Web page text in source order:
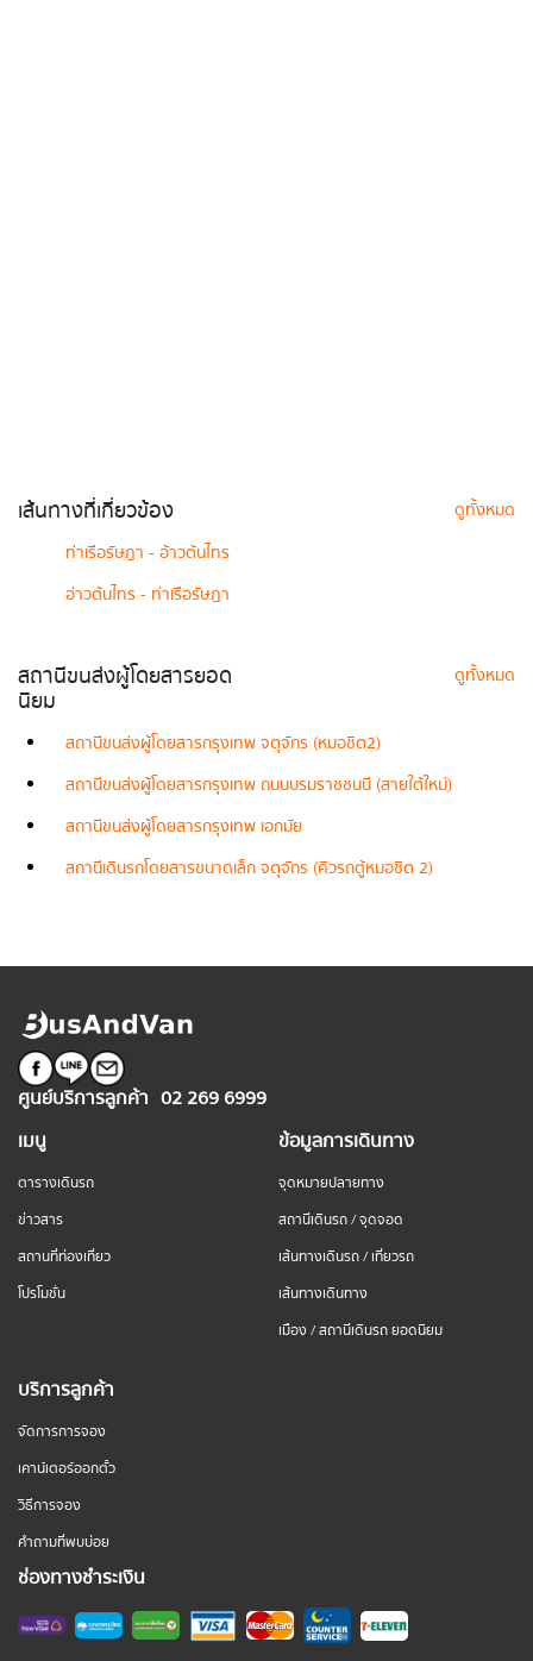
เส้นทางที่เกี่ยวข้อง
ดูทั้งหมด
ท่าเรือรัษฎา - อ้าวต้นไทร
อ่าวต้นไทร - ท่าเรือรัษฎา
สถานีขนส่งผู้โดยสารยอด
นิยม
ดูทั้งหมด
สถานีขนส่งผู้โดยสารกรุงเทพ จตุจักร (หมอชิต2)
สถานีขนส่งผู้โดยสารกรุงเทพ ถนนบรมราชชนนี (สายใต้ใหม่)
สถานีขนส่งผู้โดยสารกรุงเทพ เอกมัย
สถานีเดินรถโดยสารขนาดเล็ก จตุจักร (คิวรถตู้หมอชิต 2)
ศูนย์บริการลูกค้า 02 269 6999
เมนู
ตารางเดินรถ
ข่าวสาร
สถานที่ท่องเที่ยว
โปรโมชั่น
ข้อมูลการเดินทาง
จุดหมายปลายทาง
สถานีเดินรถ / จุดจอด
เส้นทางเดินรถ / เที่ยวรถ
เส้นทางเดินทาง
เมือง / สถานีเดินรถ ยอดนิยม
บริการลูกค้า
จัดการการจอง
เคาน์เตอร์ออกตั๋ว
วิธีการจอง
คำถามที่พบบ่อย
ช่องทางชำระเงิน